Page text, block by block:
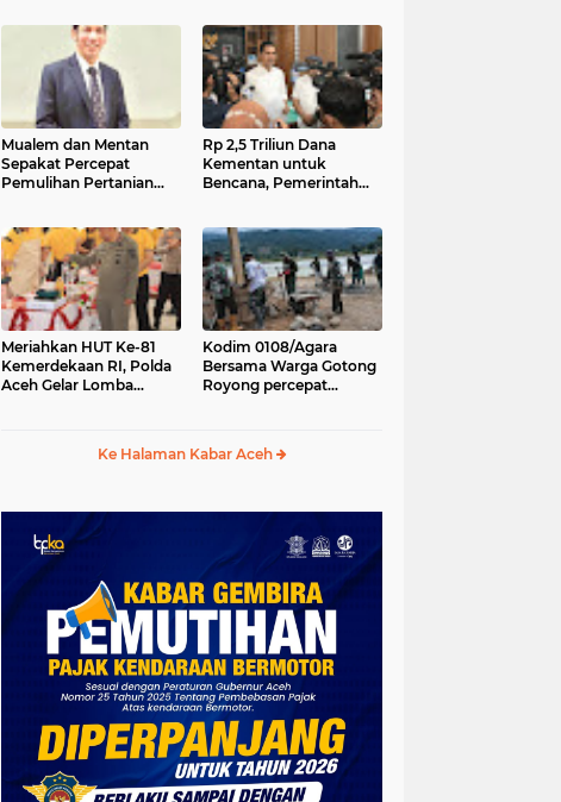
Mualem dan Mentan
Sepakat Percepat
Pemulihan Pertanian
Rp 2,5 Triliun Dana
Kementan untuk
Bencana, Pemerintah
Meriahkan HUT Ke-81
Kemerdekaan RI, Polda
Aceh Gelar Lomba
Kodim 0108/Agara
Bersama Warga Gotong
Royong percepat
Tenggara
Ke Halaman Kabar Aceh